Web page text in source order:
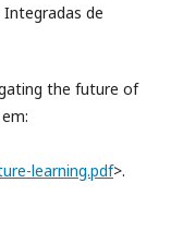
Integradas de
the future of
learning.pdf>.